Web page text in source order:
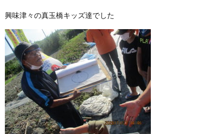
興味津々の真玉橋キッズ達でした